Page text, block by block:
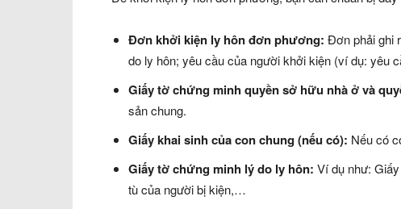
Đơn khởi kiện ly hôn đơn phương: Đơn phải ghi
do ly hôn; yêu cầu của người khởi kiện (ví dụ: yêu
Giấy tờ chứng minh quyền sở hữu nhà ở và
sản chung.
Giấy khai sinh của con chung (nếu có): Nếu có
Giấy tờ chứng minh lý do ly hôn: Ví dụ như:
tù của người bị kiện,…